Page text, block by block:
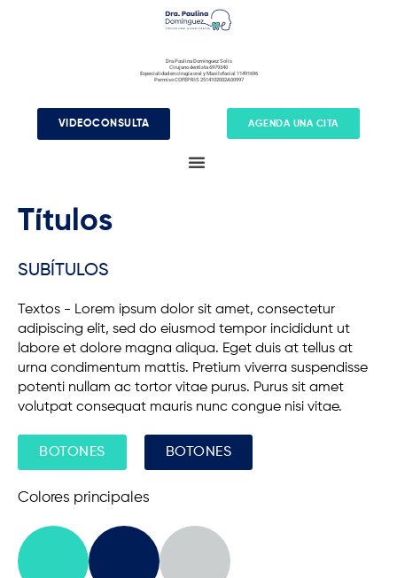
Dra Paulina Domínguez Solís
Cirujano dentista 6979340
Especialidad en cirugía oral y Maxilofacial 11491696
Permiso COFEPRIS 2514102002A00997
VIDEOCONSULTA AGENDA UNA CITA
Títulos
SUBÍTULOS
Textos - Lorem ipsum dolor sit amet, consectetur
adipiscing elit, sed do eiusmod tempor incididunt ut
labore et dolore magna aliqua. Eget duis at tellus at
urna condimentum mattis. Pretium viverra suspendisse
potenti nullam ac tortor vitae purus. Purus sit amet
volutpat consequat mauris nunc congue nisi vitae.
BOTONES BOTONES
Colores principales